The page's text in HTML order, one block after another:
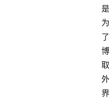
是
为
了
博
取
外
界